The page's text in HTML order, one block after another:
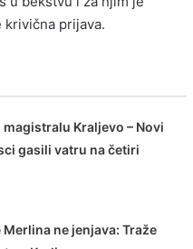
prijava.
Kraljevo – Novi
gasili vatru na četiri
Merlina ne jenjava: Traže